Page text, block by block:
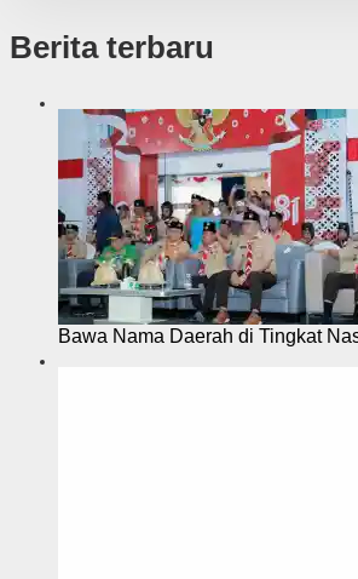
Berita terbaru
Bawa Nama Daerah di Tingkat